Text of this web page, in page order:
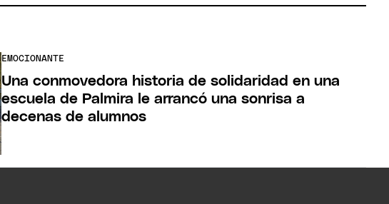
EMOCIONANTE
Una conmovedora historia de solidaridad en una
escuela de Palmira le arrancó una sonrisa a
decenas de alumnos